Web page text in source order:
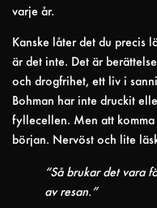
varje år.
Kanske låter det du precis
är det inte. Det är
och drogfrihet, ett liv i
Bohman har inte druckit
fyllecellen. Men att
början. Nervöst och lite
“Så brukar det vara
av resan.”